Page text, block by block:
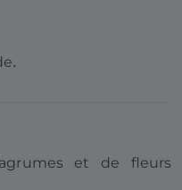
.
et de fleurs